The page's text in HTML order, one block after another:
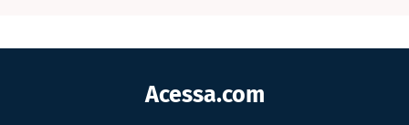
Acessa.com